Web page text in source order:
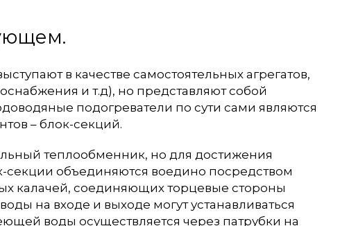
в качестве самостоятельных агрегатов,
и т.д), но представляют собой
подогреватели по сути сами являются
– блок-секций.
теплообменник, но для достижения
секции объединяются воедино посредством
калачей, соединяющих торцевые стороны
на входе и выходе могут устанавливаться
воды осуществляется через патрубки на